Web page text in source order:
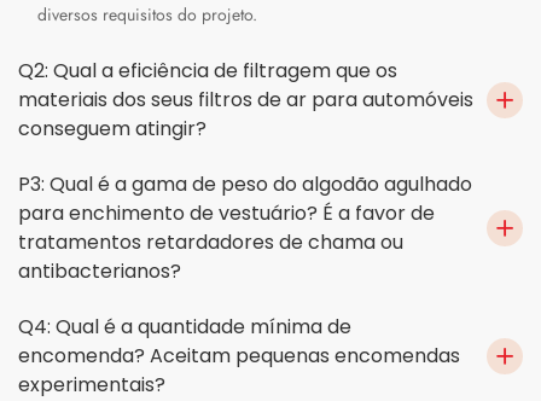
diversos requisitos do projeto.
Q2: Qual a eficiência de filtragem que os
materiais dos seus filtros de ar para automóveis
conseguem atingir?
P3: Qual é a gama de peso do algodão agulhado
para enchimento de vestuário? É a favor de
tratamentos retardadores de chama ou
antibacterianos?
Q4: Qual é a quantidade mínima de
encomenda? Aceitam pequenas encomendas
experimentais?